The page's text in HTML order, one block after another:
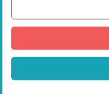
Pack Fiesta
Smart Home
Activo PRO + Kit